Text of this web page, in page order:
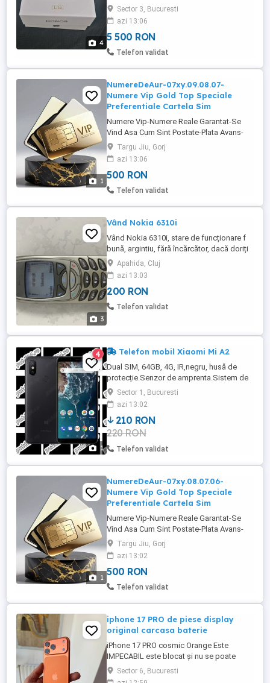
4
600 lite 256Gb Black Ambele telefoane
5500 lei
Sector 3, Bucuresti
azi 13:06
5 500 RON
Telefon validat
1
NumereDeAur-07xy.09.08.07-
Numere Vip Gold Top Speciale
Preferentiale Cartela Sim
Numere Vip-Numere Reale Garantat-Se
Vind Asa Cum Sint Postate-Plata Avans-
NU Trimit Colete Ramburs-NU Se Divulga
Numarul Complet-NU Se Negocieaza
Absolut Nimic-Vind In Conditiile
Mentionate-Sau Deloc-Multumesc
Targu Jiu, Gorj
azi 13:06
500 RON
Telefon validat
3
Vând Nokia 6310i
Vând Nokia 6310i, stare de funcționare f
bună, argintiu, fără încărcător, dacă doriți
cu încărcător original prețul este 230 lei.
Nu schimb și nu trimit în țară.
Apahida, Cluj
azi 13:03
200 RON
Telefon validat
1
4 Telefon mobil Xiaomi Mi A2
Dual SIM, 64GB, 4G, IR,negru, husă de
protecție.Senzor de amprenta.Sistem de
operare Android One ,versiunea Android
10. Functioneaza in TOATE retelele de
telefonie mobila din Romania.
Sector 1, Bucuresti
azi 13:02
210 RON
220 RON
Telefon validat
1
NumereDeAur-07xy.08.07.06-
Numere Vip Gold Top Speciale
Preferentiale Cartela Sim
Numere Vip-Numere Reale Garantat-Se
Vind Asa Cum Sint Postate-Plata Avans-
NU Trimit Colete Ramburs-NU Se Divulga
Numarul Complet-NU Se Negocieaza
Absolut Nimic-Vind In Conditiile
Mentionate-Sau Deloc-Multumesc
Targu Jiu, Gorj
azi 13:02
500 RON
Telefon validat
iphone 17 PRO de piese display
original carcasa baterie
iPhone 17 PRO cosmic Orange Este
IMPECABIL este blocat și nu se poate
folosi decât pentru piese ideal pentru cine
are unul spart să-l recaroseze Predare
Sector 6, Bucuresti